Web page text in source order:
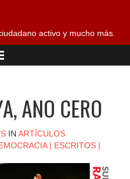
activo y mucho más.
ANO CERO
IN ARTÍCULOS
| ESCRITOS|